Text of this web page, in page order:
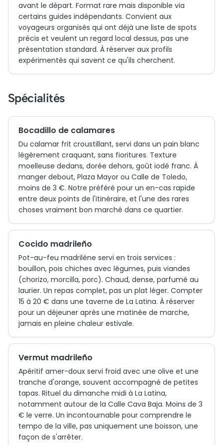
avant le départ. Format rare mais disponible via
certains guides indépendants. Convient aux
voyageurs organisés qui ont déjà une liste de spots
précis et veulent un regard local dessus, pas une
présentation standard. À réserver aux profils
expérimentés qui savent ce qu'ils cherchent.
Spécialités
Bocadillo de calamares
Du calamar frit croustillant, servi dans un pain blanc
légèrement craquant, sans fioritures. Texture
moelleuse dedans, dorée dehors, goût iodé franc. À
manger debout, Plaza Mayor ou Calle de Toledo,
moins de 3 €. Notre préféré pour un en-cas rapide
entre deux points de l'itinéraire, et l'une des rares
choses vraiment bon marché dans ce quartier.
Cocido madrileño
Pot-au-feu madrilène servi en trois services :
bouillon, pois chiches avec légumes, puis viandes
(chorizo, morcilla, porc). Chaud, dense, parfumé au
laurier. Un repas complet, pas un plat léger. Compter
15 à 20 € dans une taverne de La Latina. À réserver
pour un déjeuner après une matinée de marche,
jamais en pleine chaleur estivale.
Vermut madrileño
Apéritif amer-doux servi froid avec une olive et une
tranche d'orange, souvent accompagné de petites
tapas. Rituel du dimanche midi à La Latina,
notamment autour de la Calle Cava Baja. Moins de 3
€ le verre. Un incontournable pour comprendre le
tempo de la ville, pas uniquement une boisson, une
façon de s'arrêter.